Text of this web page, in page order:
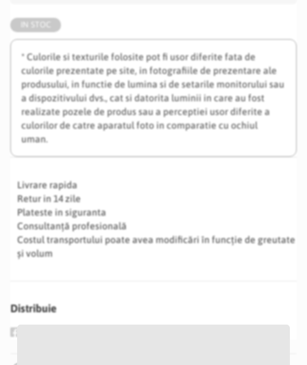
* Culorile si texturile folosite pot fi usor diferite fata de
culorile prezentate pe site, in fotografiile de prezentare ale
produsului, in functie de lumina si de setarile monitorului sau
a dispozitivului dvs., cat si datorita luminii in care au fost
realizate pozele de produs sau a perceptiei usor diferite a
culorilor de catre aparatul foto in comparatie cu ochiul
uman.
Livrare rapida
Retur in 14 zile
Plateste in siguranta
Consultanță profesională
Costul transportului poate avea modificări în funcție de greutate
și volum
Distribuie